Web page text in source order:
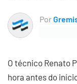
Por
O técnico Renato
hora antes do